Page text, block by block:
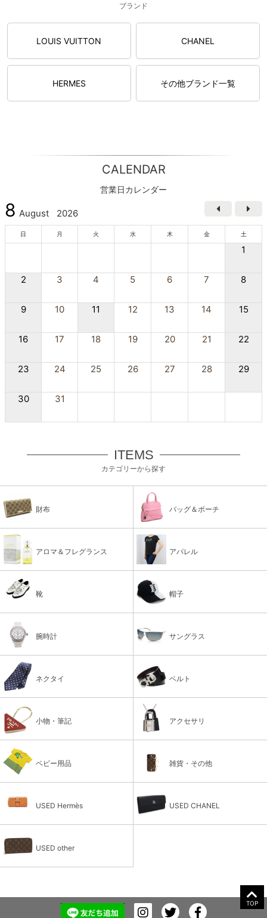
ブランド
LOUIS VUITTON CHANEL
HERMES その他ブランド一覧
CALENDAR
営業日カレンダー
8 August 2026
日 月 火 水 木 金 土
1
2 3 4 5 6 7 8
9 10 11 12 13 14 15
16 17 18 19 20 21 22
23 24 25 26 27 28 29
30 31
ITEMS
カテゴリーから探す
財布 バッグ＆ポーチ
アロマ＆フレグランス アパレル
靴 帽子
腕時計 サングラス
ネクタイ ベルト
小物・筆記 アクセサリ
ベビー用品 雑貨・その他
USED Hermès USED CHANEL
USED other
TOP